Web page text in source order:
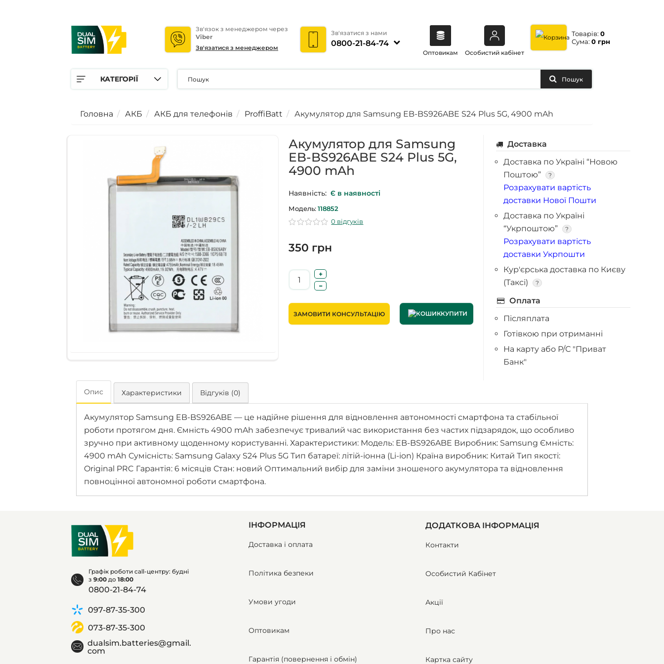
Зв'язок з менеджером через
Viber
Зв'язатися з менеджером
Зв'язатися з нами
0800-21-84-74
Оптовикам Особистий кабінет
Товарів: 0
Сума: 0 грн
КАТЕГОРІЇ Пошук
Головна АКБ АКБ для телефонів ProffiBatt Акумулятор для Samsung EB-BS926ABE S24 Plus 5G, 4900 mAh
Акумулятор для Samsung
EB-BS926ABE S24 Plus 5G,
4900 mAh
Наявність: Є в наявності
Модель: 118852
0 відгуків
350 грн
ЗАМОВИТИ КОНСУЛЬТАЦІЮ КУПИТИ
Доставка
Доставка по Україні “Новою
Поштою”
?
Розрахувати вартість
доставки Нової Пошти
Доставка по Україні
“Укрпоштою”
?
Розрахувати вартість
доставки Укрпошти
Кур'єрська доставка по Києву
(Таксі)
?
Оплата
Післяплата
Готівкою при отриманні
На карту або Р/С "Приват
Банк"
Опис Характеристики Відгуків (0)
Акумулятор Samsung EB-BS926ABE — це надійне рішення для відновлення автономності смартфона та стабільної
роботи протягом дня. Ємність 4900 mAh забезпечує тривалий час використання без частих підзарядок, що особливо
зручно при активному щоденному користуванні. Характеристики: Модель: EB-BS926ABE Виробник: Samsung Ємність:
4900 mAh Сумісність: Samsung Galaxy S24 Plus 5G Тип батареї: літій-іонна (Li-ion) Країна виробник: Китай Тип якості:
Original PRC Гарантія: 6 місяців Стан: новий Оптимальний вибір для заміни зношеного акумулятора та відновлення
повноцінної автономної роботи смартфона.
Графік роботи call-центру: будні
з9:00 до18:00
0800-21-84-74
097-87-35-300
073-87-35-300
dualsim.batteries@gmail.
com
ІНФОРМАЦІЯ
Доставка і оплата
Політика безпеки
Умови угоди
Оптовикам
Гарантія (повернення і обмін)
ДОДАТКОВА ІНФОРМАЦІЯ
Контакти
Особистий Кабінет
Акції
Про нас
Картка сайту